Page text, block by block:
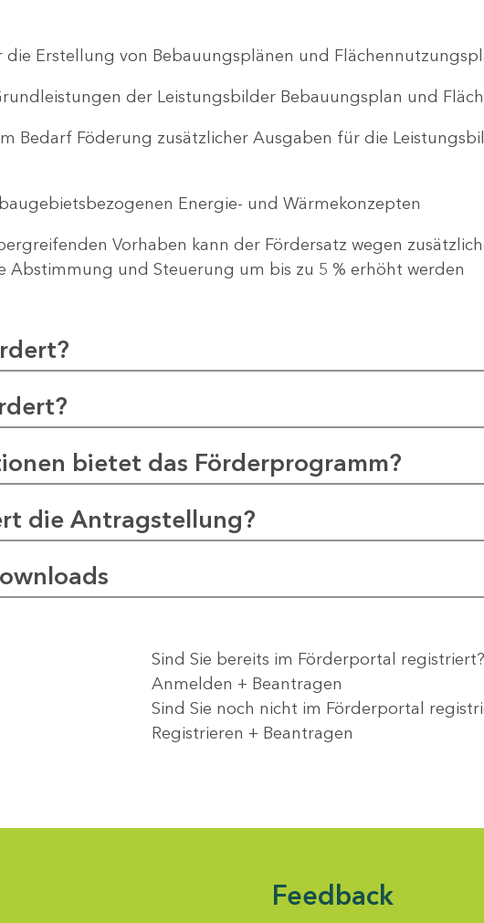
Erstellung von Bebauungsplänen und
der Leistungsbilder Bebauungsplan und
Bedarf Föderung zusätzlicher Ausgaben für die
Energie- und Wärmekonzepten
Vorhaben kann der Fördersatz wegen
Abstimmung und Steuerung um bis zu 5 % erhöht werden
bietet das Förderprogramm?
die Antragstellung?
Sind Sie bereits im Förderportal registriert?
Anmelden + Beantragen
Sind Sie noch nicht im Förderportal
Registrieren + Beantragen
Feedback